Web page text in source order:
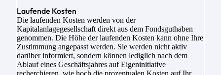
Laufende Kosten
Die laufenden Kosten werden von der
Kapitalanlagegesellschaft direkt aus dem Fondsguthaben
genommen. Die Höhe der laufenden Kosten kann ohne Ihre
Zustimmung angepasst werden. Sie werden nicht aktiv
darüber informiert, sondern können lediglich nach dem
Ablauf eines Geschäftsjahres auf Eigeninitiative
recherchieren, wie hoch die prozentualen Kosten auf Ihr